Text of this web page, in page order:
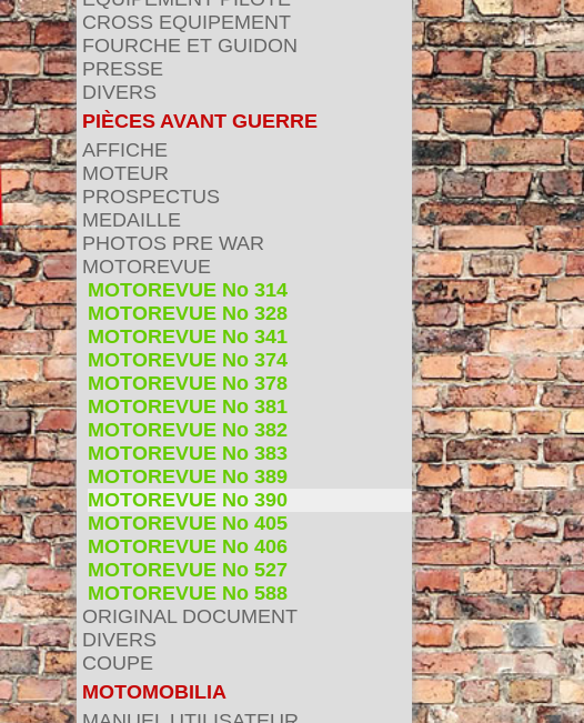
CROSS EQUIPEMENT
FOURCHE ET GUIDON
PRESSE
DIVERS
PIÈCES AVANT GUERRE
AFFICHE
MOTEUR
PROSPECTUS
MEDAILLE
PHOTOS PRE WAR
MOTOREVUE
MOTOREVUE No 314
MOTOREVUE No 328
MOTOREVUE No 341
MOTOREVUE No 374
MOTOREVUE No 378
MOTOREVUE No 381
MOTOREVUE No 382
MOTOREVUE No 383
MOTOREVUE No 389
MOTOREVUE No 390
MOTOREVUE No 405
MOTOREVUE No 406
MOTOREVUE No 527
MOTOREVUE No 588
ORIGINAL DOCUMENT
DIVERS
COUPE
MOTOMOBILIA